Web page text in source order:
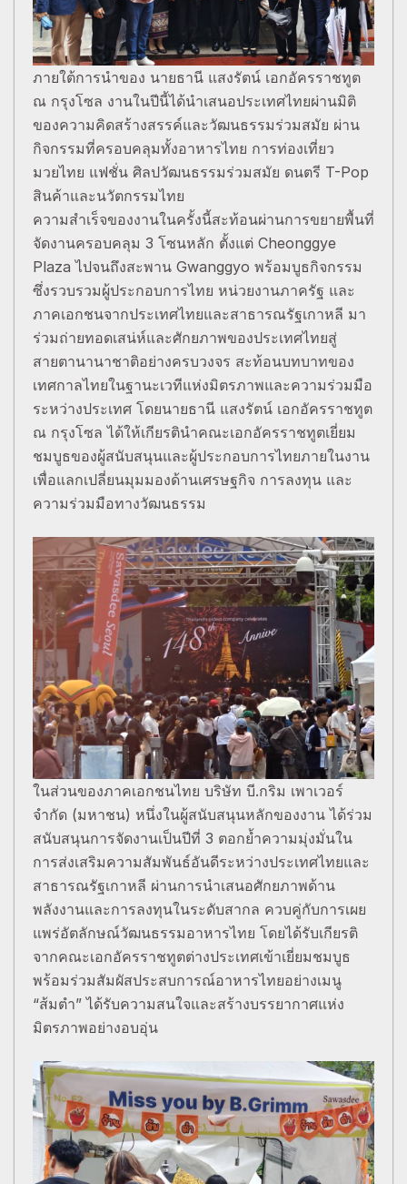
ภายใต้การนำของ นายธานี แสงรัตน์ เอกอัครราชทูต
ณ กรุงโซล งานในปีนี้ได้นำเสนอประเทศไทยผ่านมิติ
ของความคิดสร้างสรรค์และวัฒนธรรมร่วมสมัย ผ่าน
กิจกรรมที่ครอบคลุมทั้งอาหารไทย การท่องเที่ยว
มวยไทย แฟชั่น ศิลปวัฒนธรรมร่วมสมัย ดนตรี T-Pop
สินค้าและนวัตกรรมไทย
ความสำเร็จของงานในครั้งนี้สะท้อนผ่านการขยายพื้นที่
จัดงานครอบคลุม 3 โซนหลัก ตั้งแต่ Cheonggye
Plaza ไปจนถึงสะพาน Gwanggyo พร้อมบูธกิจกรรม
ซึ่งรวบรวมผู้ประกอบการไทย หน่วยงานภาครัฐ และ
ภาคเอกชนจากประเทศไทยและสาธารณรัฐเกาหลี มา
ร่วมถ่ายทอดเสน่ห์และศักยภาพของประเทศไทยสู่
สายตานานาชาติอย่างครบวงจร สะท้อนบทบาทของ
เทศกาลไทยในฐานะเวทีแห่งมิตรภาพและความร่วมมือ
ระหว่างประเทศ โดยนายธานี แสงรัตน์ เอกอัครราชทูต
ณ กรุงโซล ได้ให้เกียรตินำคณะเอกอัครราชทูตเยี่ยม
ชมบูธของผู้สนับสนุนและผู้ประกอบการไทยภายในงาน
เพื่อแลกเปลี่ยนมุมมองด้านเศรษฐกิจ การลงทุน และ
ความร่วมมือทางวัฒนธรรม
ในส่วนของภาคเอกชนไทย บริษัท บี.กริม เพาเวอร์
จำกัด (มหาชน) หนึ่งในผู้สนับสนุนหลักของงาน ได้ร่วม
สนับสนุนการจัดงานเป็นปีที่ 3 ตอกย้ำความมุ่งมั่นใน
การส่งเสริมความสัมพันธ์อันดีระหว่างประเทศไทยและ
สาธารณรัฐเกาหลี ผ่านการนำเสนอศักยภาพด้าน
พลังงานและการลงทุนในระดับสากล ควบคู่กับการเผย
แพร่อัตลักษณ์วัฒนธรรมอาหารไทย โดยได้รับเกียรติ
จากคณะเอกอัครราชทูตต่างประเทศเข้าเยี่ยมชมบูธ
พร้อมร่วมสัมผัสประสบการณ์อาหารไทยอย่างเมนู
“ส้มตำ” ได้รับความสนใจและสร้างบรรยากาศแห่ง
มิตรภาพอย่างอบอุ่น